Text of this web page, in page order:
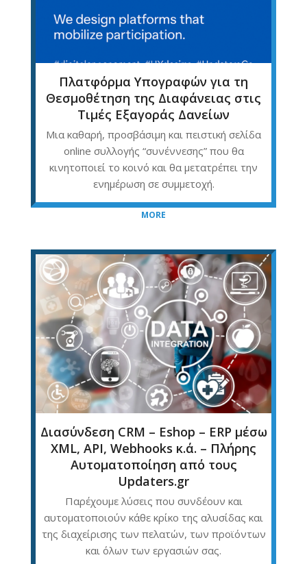
Πλατφόρμα Υπογραφών για τη
Θεσμοθέτηση της Διαφάνειας στις
Τιμές Εξαγοράς Δανείων
Mια καθαρή, προσβάσιμη και πειστική σελίδα
online συλλογής “συνέννεσης” που θα
κινητοποιεί το κοινό και θα μετατρέπει την
ενημέρωση σε συμμετοχή.
MORE
Διασύνδεση CRM – Eshop – ERP μέσω
XML, API, Webhooks κ.ά. – Πλήρης
Αυτοματοποίηση από τους
Updaters.gr
Παρέχουμε λύσεις που συνδέουν και
αυτοματοποιούν κάθε κρίκο της αλυσίδας και
της διαχείρισης των πελατών, των προϊόντων
και όλων των εργασιών σας.